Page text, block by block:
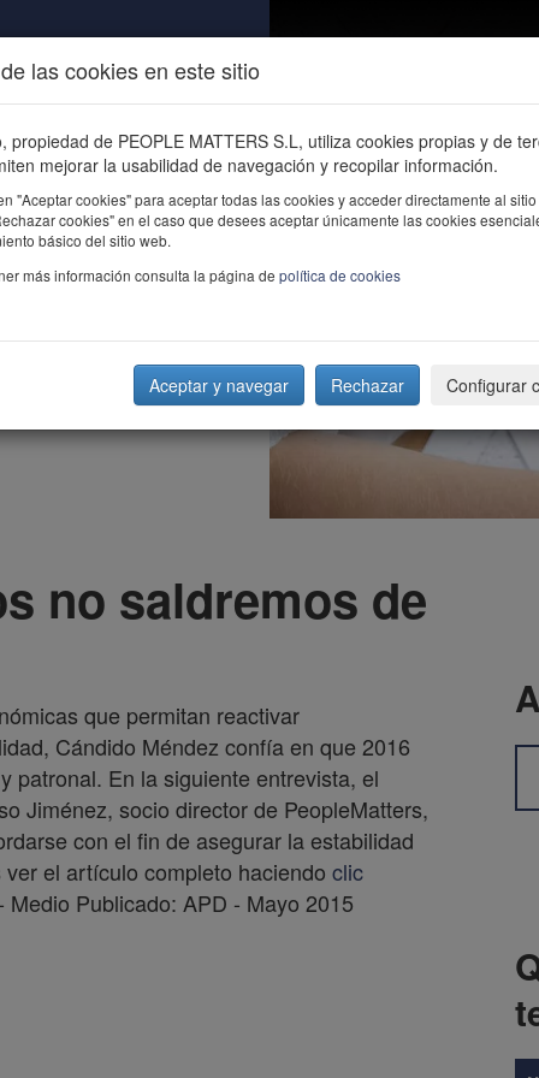
ÚNETE CONTACTO
de la crisis"
no saldremos de
que permitan reactivar
Cándido Méndez confía en que 2016
patronal. En la siguiente entrevista, el
Jiménez, socio director de PeopleMatters,
con el fin de asegurar la estabilidad
el artículo completo haciendo clic
Publicado: APD - Mayo 2015
las cookies en este sitio
propiedad de PEOPLE MATTERS S.L, utiliza cookies propias y de
mejorar la usabilidad de navegación y recopilar información.
"Aceptar cookies" para aceptar todas las cookies y acceder directamente al
cookies" en el caso que desees aceptar únicamente las cookies
básico del sitio web.
más información consulta la página de política de cookies
Aceptar y navegar Rechazar Configurar